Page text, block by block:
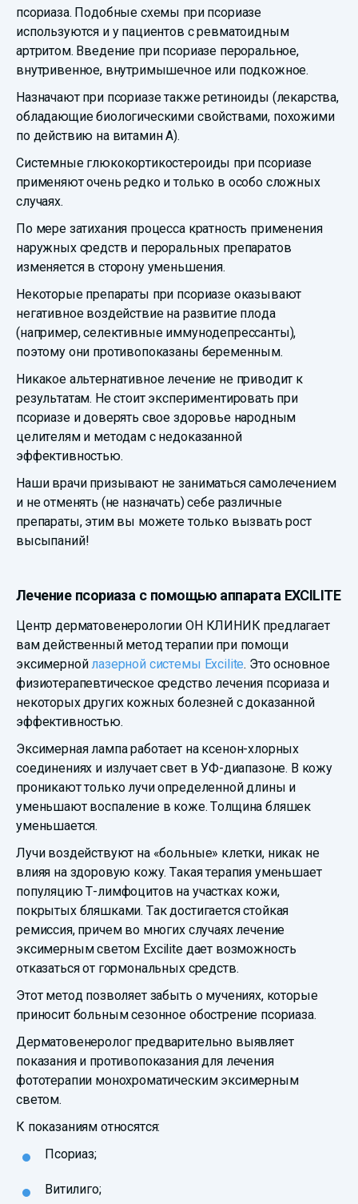
псориаза. Подобные схемы при псориазе
используются и у пациентов с ревматоидным
артритом. Введение при псориазе пероральное,
внутривенное, внутримышечное или подкожное.
Назначают при псориазе также ретиноиды (лекарства,
обладающие биологическими свойствами, похожими
по действию на витамин А).
Системные глюкокортикостероиды при псориазе
применяют очень редко и только в особо сложных
случаях.
По мере затихания процесса кратность применения
наружных средств и пероральных препаратов
изменяется в сторону уменьшения.
Некоторые препараты при псориазе оказывают
негативное воздействие на развитие плода
(например, селективные иммунодепрессанты),
поэтому они противопоказаны беременным.
Никакое альтернативное лечение не приводит к
результатам. Не стоит экспериментировать при
псориазе и доверять свое здоровье народным
целителям и методам с недоказанной
эффективностью.
Наши врачи призывают не заниматься самолечением
и не отменять (не назначать) себе различные
препараты, этим вы можете только вызвать рост
высыпаний!
Лечение псориаза с помощью аппарата EXCILITE
Центр дерматовенерологии ОН КЛИНИК предлагает
вам действенный метод терапии при помощи
эксимерной лазерной системы Excilite. Это основное
физиотерапевтическое средство лечения псориаза и
некоторых других кожных болезней с доказанной
эффективностью.
Эксимерная лампа работает на ксенон-хлорных
соединениях и излучает свет в УФ-диапазоне. В кожу
проникают только лучи определенной длины и
уменьшают воспаление в коже. Толщина бляшек
уменьшается.
Лучи воздействуют на «больные» клетки, никак не
влияя на здоровую кожу. Такая терапия уменьшает
популяцию Т-лимфоцитов на участках кожи,
покрытых бляшками. Так достигается стойкая
ремиссия, причем во многих случаях лечение
эксимерным светом Excilite дает возможность
отказаться от гормональных средств.
Этот метод позволяет забыть о мучениях, которые
приносит больным сезонное обострение псориаза.
Дерматовенеролог предварительно выявляет
показания и противопоказания для лечения
фототерапии монохроматическим эксимерным
светом.
К показаниям относятся:
Псориаз;
Витилиго;